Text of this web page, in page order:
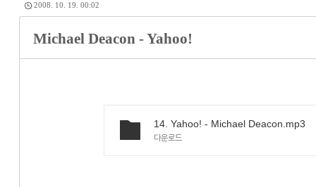
2008. 10. 19. 00:02
Michael Deacon - Yahoo!
14. Yahoo! - Michael Deacon.mp3
다운로드